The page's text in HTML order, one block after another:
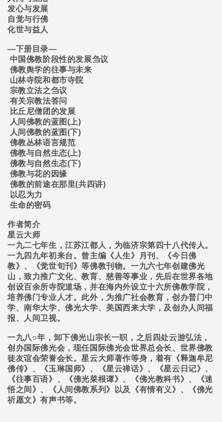
发心与发展
自觉与行佛
化世与益人
―下册目录―
中国佛教阶段性的发展刍议
佛教舆学的往事与未来
山林寺院和都市寺院
宗教立法之刍议
有关宗教法答问
比丘尼僧团的发展
人间佛教的蓝图 ( 上)
人间佛教的蓝图 (下)
佛教丛林语言规范
佛教与自然生态( 上)
佛教与自然生态(下)
佛教与花的因缘
佛教的前途在那里(共四讲)
以忍为力
生命的密码
作者简介
星云大师
一九二七年生，江苏江都人，为临济宗第四十八代传人。
一九四九年初来台。曾主编《人生》月刊、《今日佛
教》、《觉世旬刊》等佛教刊物。一九六七年创建佛光
山，致力推广文化、教育、慈善等事业，先后在世界各地
创设百余所寺院道场，并在海内外设立十六所佛教学院，
培养佛门专业人才。此外，为推广社会教育，创办普门中
学、南华大学、佛光大学、美国西来大学，及创办人间福
报、人间卫视。
一九八○年，卸下佛光山宗长一职，之后四处云游弘法，
创办国际佛光会，现任国际佛光会世界总会长、世界佛教
徒友谊会荣誉会长。星云大师著作等身，着有《释迦牟尼
佛传》、《玉琳国师》、《星云禅话》、《星云日记》、
《往事百语》、《佛光菜根谭》、《佛光教科书》、《迷
悟之间》、《人间佛教系列》以及《有情有义》、《佛光
祈愿文》有声书等。